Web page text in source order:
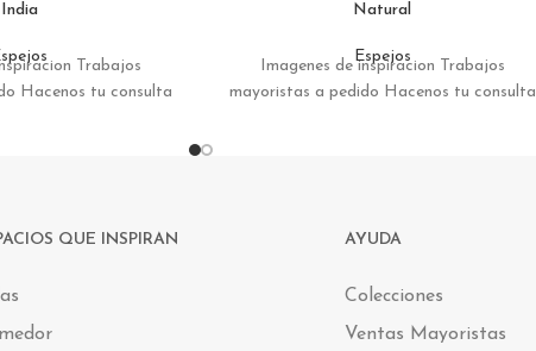
India
Trabajos
Hacenos tu consulta
Natural
Espejos
Imagenes de inspiracion Trabajos
mayoristas a pedido Hacenos tu consulta
QUE INSPIRAN AYUDA
Colecciones
Ventas Mayoristas